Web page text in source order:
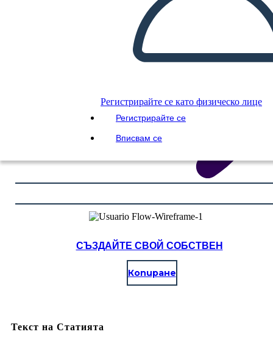
Регистрирайте се като физическо лице
Регистрирайте се
Вписвам се
СЪЗДАЙТЕ СВОЙ СОБСТВЕН
Копиране
Текст на Статията